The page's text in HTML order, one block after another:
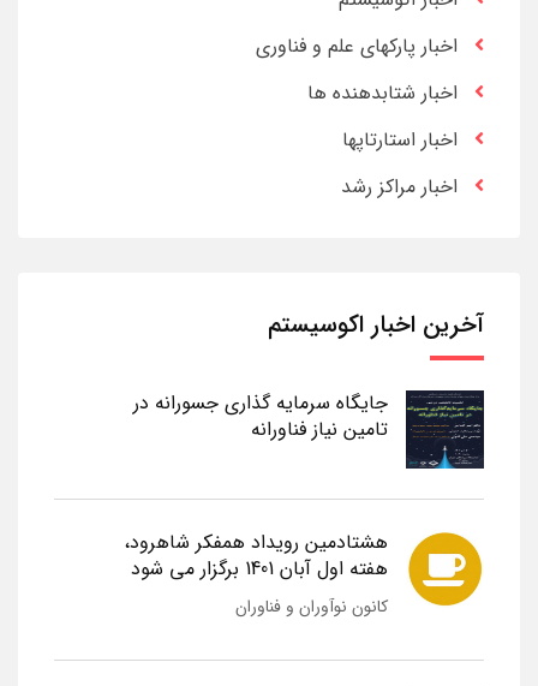
اخبار پارکهای علم و فناوری
اخبار شتابدهنده ها
اخبار استارتاپها
اخبار مراکز رشد
آخرین اخبار اکوسیستم
جایگاه سرمایه گذاری جسورانه در
تامین نیاز فناورانه
هشتادمین رویداد همفکر شاهرود،
هفته اول آبان 1401 برگزار می شود
کانون نوآوران و فناوران